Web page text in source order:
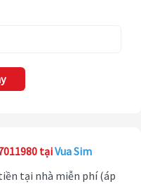
tạiVua Sim
tại nhà miễn phí (áp